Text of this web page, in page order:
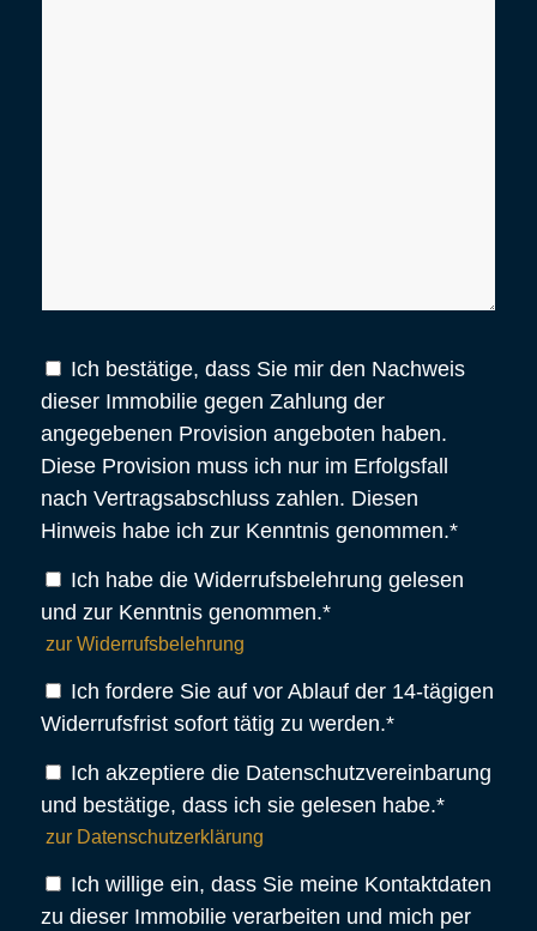
Ich bestätige, dass Sie mir den Nachweis
dieser Immobilie gegen Zahlung der
angegebenen Provision angeboten haben.
Diese Provision muss ich nur im Erfolgsfall
nach Vertragsabschluss zahlen. Diesen
Hinweis habe ich zur Kenntnis genommen.*
Ich habe die Widerrufsbelehrung gelesen
und zur Kenntnis genommen.*
zur Widerrufsbelehrung
Ich fordere Sie auf vor Ablauf der 14-tägigen
Widerrufsfrist sofort tätig zu werden.*
Ich akzeptiere die Datenschutzvereinbarung
und bestätige, dass ich sie gelesen habe.*
zur Datenschutzerklärung
Ich willige ein, dass Sie meine Kontaktdaten
zu dieser Immobilie verarbeiten und mich per